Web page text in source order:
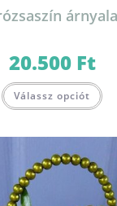
20.500 Ft
Válassz opciót